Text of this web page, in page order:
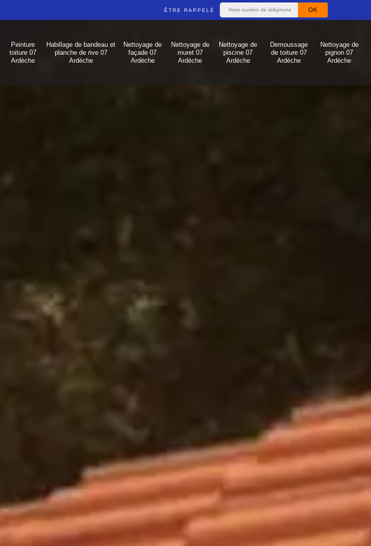
ÊTRE RAPPELÉ
Peinture
toiture 07
Ardèche
Habillage de bandeau et
planche de rive 07
Ardèche
Nettoyage de
façade 07
Ardèche
Nettoyage de
muret 07
Ardèche
Nettoyage de
piscine 07
Ardèche
Demoussage
de toiture 07
Ardèche
Nettoyage de
pignon 07
Ardèche